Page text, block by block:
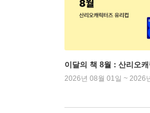
이달의 책 8월 : 산리오
2026년 08월 01일 ~ 2026